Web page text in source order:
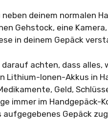
deinem normalen
Gehstock, eine
in deinem Gepäck
achten, dass alles,
Lithium-Ionen-Akkus in
Geld,
immer im Handgepäck-
Gepäck